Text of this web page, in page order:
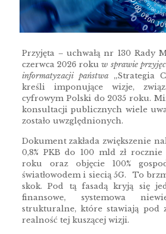
Przyjęta – uchwałą nr 130 Rady
czerwca 2026 rokuw sprawie
informatyzacji państwa„Strategia
kreśli imponujące wizje,
cyfrowym Polski do 2035 roku.
konsultacji publicznych wiele
zostało uwzględnionych.
Dokument zakłada zwiększenie
0,8% PKB do 100 mld zł rocznie
roku oraz objęcie 100%
światłowodem i siecią 5G. To
skok. Pod tą fasadą kryją się
finansowe, systemowa
strukturalne, które stawiają pod
realność tej kuszącej wizji.